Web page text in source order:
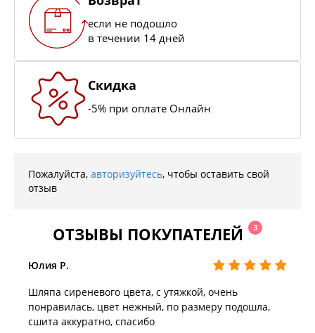
если не подошло
в течении 14 дней
Скидка
-5% при оплате Онлайн
Пожалуйста, авторизуйтесь, чтобы оставить свой
отзыв
ОТЗЫВЫ ПОКУПАТЕЛЕЙ 3
Юлия Р.
Шляпа сиреневого цвета, с утяжкой, очень
понравилась, цвет нежный, по размеру подошла,
сшита аккуратно, спасибо